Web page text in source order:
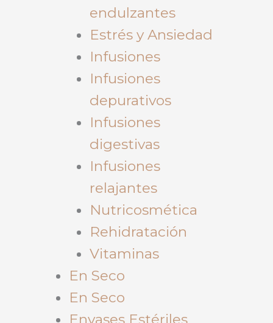
endulzantes
Estrés y Ansiedad
Infusiones
Infusiones
depurativos
Infusiones
digestivas
Infusiones
relajantes
Nutricosmética
Rehidratación
Vitaminas
En Seco
En Seco
Envases Estériles